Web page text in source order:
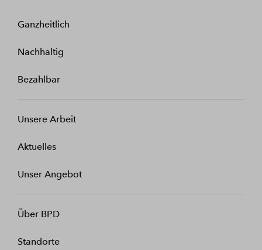
Ganzheitlich
Nachhaltig
Bezahlbar
Unsere Arbeit
Aktuelles
Unser Angebot
Über BPD
Standorte